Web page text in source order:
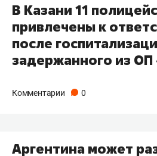
В Казани 11
привлечены к
после
задержанного из ОП
Комментарии 0
Аргентина может